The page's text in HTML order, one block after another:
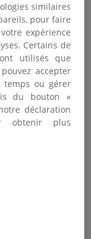
LA
-
similaires
pour faire
expérience
Certains de
utilisés que
accepter
temps ou gérer
du bouton «
déclaration
obtenir plus